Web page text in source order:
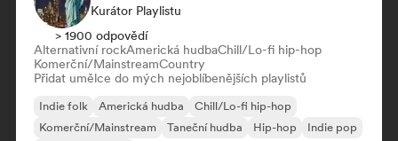
Kurátor Playlistu
> 1900 odpovědí
Alternativní rockAmerická hudbaChill/Lo-fi hip-hop
Komerční/MainstreamCountry
Přidat umělce do mých nejoblíbenějších playlistů
Indie folk Americká hudba
Chill/Lo-fi hip-hop
Komerční/Mainstream
Taneční hudba Hip-hop
Indie pop